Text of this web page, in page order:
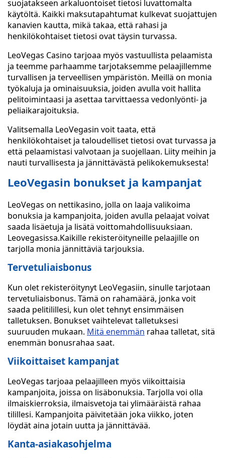
suojatakseen arkaluontoiset tietosi luvattomalta
käytöltä. Kaikki maksutapahtumat kulkevat suojattujen
kanavien kautta, mikä takaa, että rahasi ja
henkilökohtaiset tietosi ovat täysin turvassa.
LeoVegas Casino tarjoaa myös vastuullista pelaamista
ja teemme parhaamme tarjotaksemme pelaajillemme
turvallisen ja terveellisen ympäristön. Meillä on monia
työkaluja ja ominaisuuksia, joiden avulla voit hallita
pelitoimintaasi ja asettaa tarvittaessa vedonlyönti- ja
peliaikarajoituksia.
Valitsemalla LeoVegasin voit taata, että
henkilökohtaiset ja taloudelliset tietosi ovat turvassa ja
että pelaamistasi valvotaan ja suojellaan. Liity meihin ja
nauti turvallisesta ja jännittävästä pelikokemuksesta!
LeoVegasin bonukset ja kampanjat
LeoVegas on nettikasino, jolla on laaja valikoima
bonuksia ja kampanjoita, joiden avulla pelaajat voivat
saada lisäetuja ja lisätä voittomahdollisuuksiaan.
Leovegasissa.Kaikille rekisteröityneille pelaajille on
tarjolla monia jännittäviä tarjouksia.
Tervetuliaisbonus
Kun olet rekisteröitynyt LeoVegasiin, sinulle tarjotaan
tervetuliaisbonus. Tämä on rahamäärä, jonka voit
saada pelitilillesi, kun olet tehnyt ensimmäisen
talletuksen. Bonukset vaihtelevat talletuksesi
suuruuden mukaan. Mitä enemmän rahaa talletat, sitä
enemmän bonusrahaa saat.
Viikoittaiset kampanjat
LeoVegas tarjoaa pelaajilleen myös viikoittaisia
kampanjoita, joissa on lisäbonuksia. Tarjolla voi olla
ilmaiskierroksia, ilmaisvetoja tai ylimääräistä rahaa
tilillesi. Kampanjoita päivitetään joka viikko, joten
löydät aina jotain uutta ja jännittävää.
Kanta-asiakasohjelma